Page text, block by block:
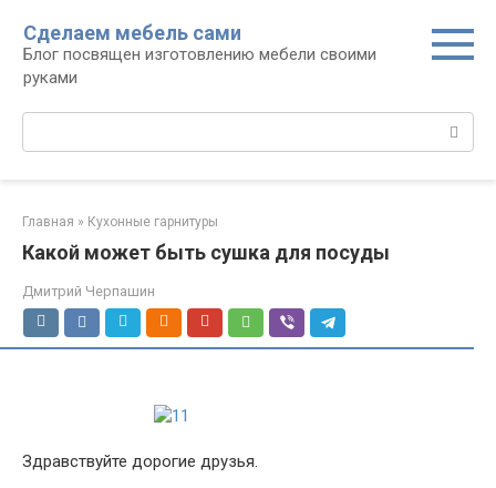
контенту
Сделаем мебель сами
Блог посвящен изготовлению мебели своими
руками
Главная » Кухонные гарнитуры
Какой может быть сушка для посуды
Дмитрий Черпашин
Здравствуйте дорогие друзья.